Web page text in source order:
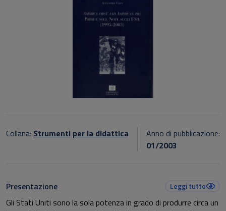
Collana: Strumenti per la didattica
Anno di pubblicazione:
01/2003
Presentazione Leggi tutto
Gli Stati Uniti sono la sola potenza in grado di produrre circa un